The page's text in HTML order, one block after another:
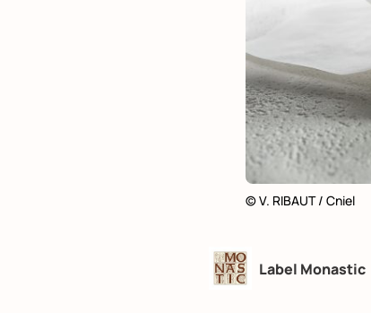
© V. RIBAUT / Cniel
Label Monastic